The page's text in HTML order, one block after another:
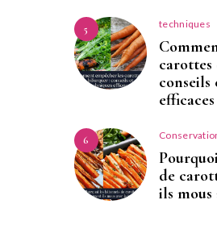
5 techniques
conseils
efficaces
6
de
ils mous